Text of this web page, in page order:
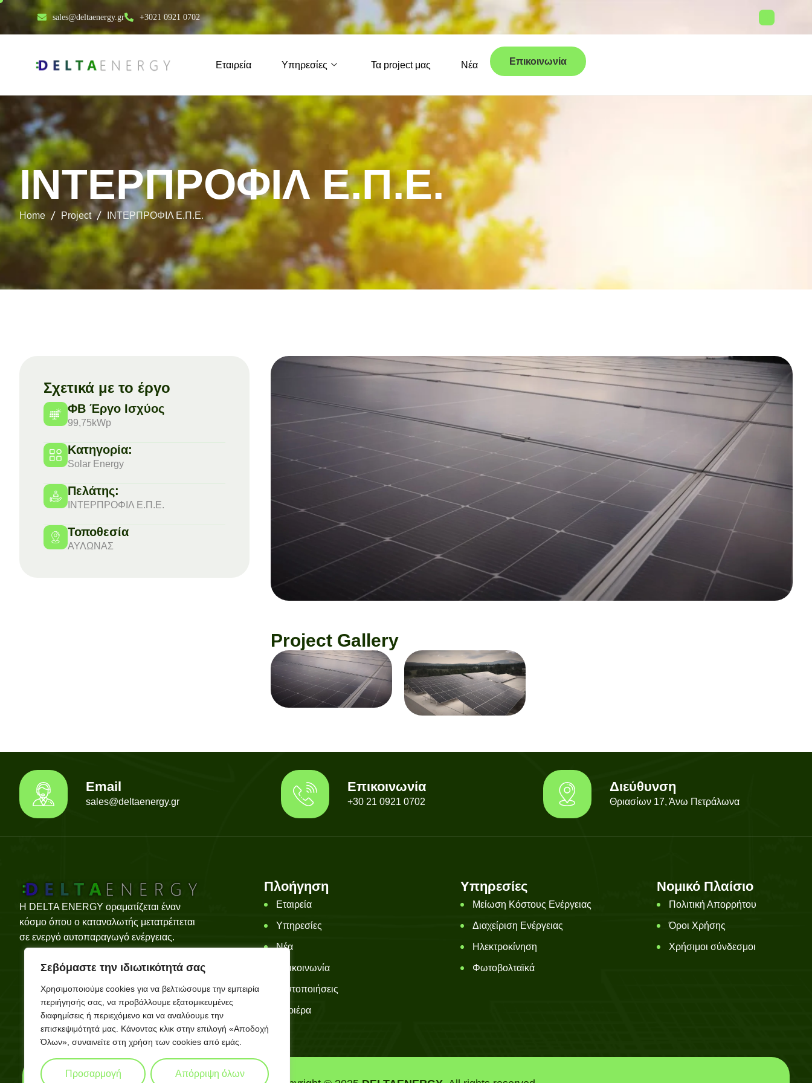
Σεβόμαστε την ιδιωτικότητά σας
Χρησιμοποιούμε cookies για να βελτιώσουμε την εμπειρία
περιήγησής σας, να προβάλλουμε εξατομικευμένες
διαφημίσεις ή περιεχόμενο και να αναλύουμε την
επισκεψιμότητά μας. Κάνοντας κλικ στην επιλογή «Αποδοχή
Όλων», συναινείτε στη χρήση των cookies από εμάς.
Προσαρμογή Απόρριψη όλων
sales@deltaenergy.gr +3021 0921 0702
Εταιρεία Υπηρεσίες Τα project μας Νέα Επικοινωνία
ΙΝΤΕΡΠΡΟΦΙΛ Ε.Π.Ε.
Home Project ΙΝΤΕΡΠΡΟΦΙΛ Ε.Π.Ε.
Σχετικά με το έργο
ΦΒ Έργο Ισχύος
99,75kWp
Κατηγορία:
Solar Energy
Πελάτης:
ΙΝΤΕΡΠΡΟΦΙΛ Ε.Π.Ε.
Τοποθεσία
ΑΥΛΩΝΑΣ
Project Gallery
Email
sales@deltaenergy.gr
Επικοινωνία
+30 21 0921 0702
Διεύθυνση
Θριασίων 17, Άνω Πετράλωνα
Η DELTA ENERGY οραματίζεται έναν
κόσμο όπου ο καταναλωτής μετατρέπεται
σε ενεργό αυτοπαραγωγό ενέργειας.
Πλοήγηση
Εταιρεία
Υπηρεσίες
Νέα
Επικοινωνία
Πιστοποιήσεις
Καριέρα
Υπηρεσίες
Μείωση Κόστους Ενέργειας
Διαχείριση Ενέργειας
Ηλεκτροκίνηση
Φωτοβολταϊκά
Νομικό Πλαίσιο
Πολιτική Απορρήτου
Όροι Χρήσης
Χρήσιμοι σύνδεσμοι